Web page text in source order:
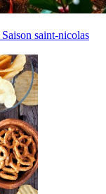
Saison saint-nicolas